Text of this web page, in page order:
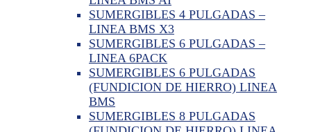
SUMERGIBLES 4 PULGADAS –
LINEA BMS X3
SUMERGIBLES 6 PULGADAS –
LINEA 6PACK
SUMERGIBLES 6 PULGADAS
(FUNDICION DE HIERRO) LINEA
BMS
SUMERGIBLES 8 PULGADAS